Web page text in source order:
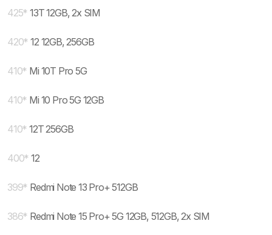
425* 13T 12GB, 2x SIM
420* 12 12GB, 256GB
410* Mi 10T Pro 5G
410* Mi 10 Pro 5G 12GB
410* 12T 256GB
400* 12
399* Redmi Note 13 Pro+ 512GB
386* Redmi Note 15 Pro+ 5G 12GB, 512GB, 2x SIM